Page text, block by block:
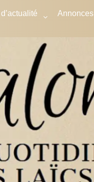
d’actualité Annonces